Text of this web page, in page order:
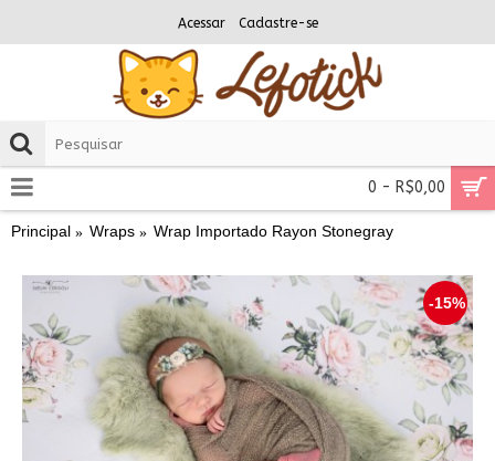
Acessar Cadastre-se
0 - R$0,00
Principal Wraps Wrap Importado Rayon Stonegray
-15%